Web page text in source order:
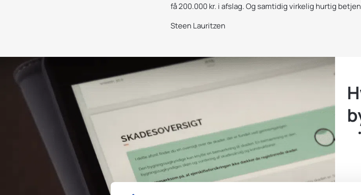
vinkler og alle muligheder udtømmes.
med en ydmyg og høflig omgang
De udarbejdede rapporter kommer
læselige. Skulle der være ting, der
er de aldrig længere væk end en
anbefales
få 200.000 kr. i afslag. Og samtidig virkelig hurtig
gået igennem.
Steen Lauritzen